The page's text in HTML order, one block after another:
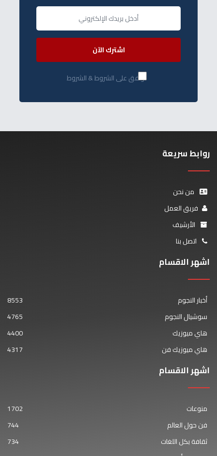
اشترك الآن
أوافق على الشروط & الشروط
روابط سريعة
من نحن
فريق العمل
الأرشيف
اتصل بنا
اشهر الاقسام
أخبار النجوم
8553
سوشيال النجوم
4765
هاي ميوزيك
4400
هاي ميوزيك فن
4317
اشهر الاقسام
منوعات
1702
فن حول العالم
744
ثقافة بكل اللغات
734